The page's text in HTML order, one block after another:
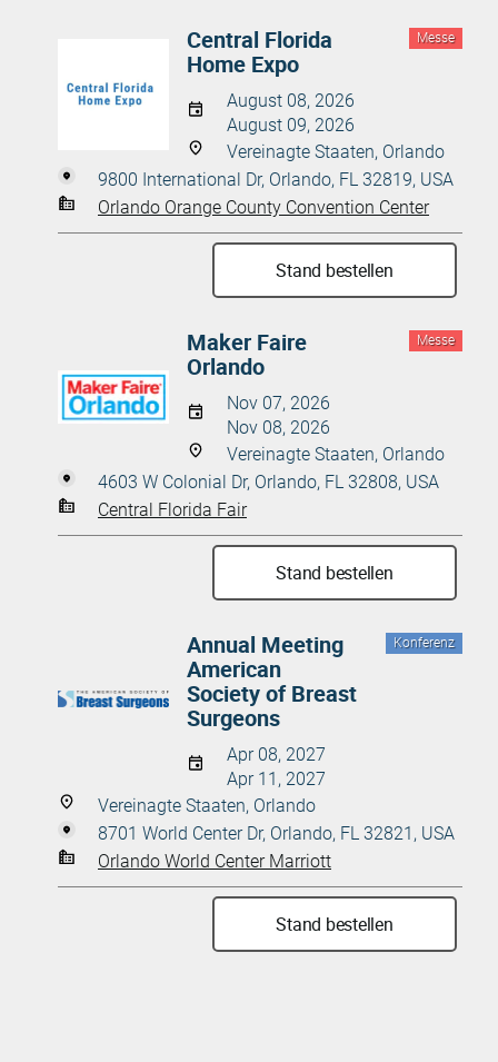
Messe
Central Florida
Home Expo
August 08, 2026
August 09, 2026
Vereinagte Staaten, Orlando
9800 International Dr, Orlando, FL 32819, USA
Orlando Orange County Convention Center
Stand bestellen
Messe
Maker Faire
Orlando
Nov 07, 2026
Nov 08, 2026
Vereinagte Staaten, Orlando
4603 W Colonial Dr, Orlando, FL 32808, USA
Central Florida Fair
Stand bestellen
Konferenz
Annual Meeting
American
Society of Breast
Surgeons
Apr 08, 2027
Apr 11, 2027
Vereinagte Staaten, Orlando
8701 World Center Dr, Orlando, FL 32821, USA
Orlando World Center Marriott
Stand bestellen